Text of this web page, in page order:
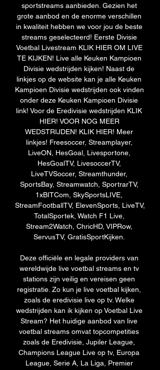
sportstreams aanbieden. Gezien het
grote aanbod en de enorme verschillen
in kwaliteit hebben we voor jou de beste
streams geselecteerd! Eerste Divisie
Voetbal Livestream KLIK HIER OM LIVE
TE KIJKEN! Live alle Keuken Kampioen
Divisie wedstrijden kijken! Naast de
linkjes op de website kan je alle Keuken
Kampioen Divisie wedstrijden ook vinden
onder deze Keuken Kampioen Divisie
link! Voor de Eredivisie wedstrijden KLIK
HIER! VOOR NOG MEER
WEDSTRIJDEN! KLIK HIER! Meer
linkjes! Freesoccer, Streamplayer,
LiveON, HesGoal, Livesportone,
HesGoalTV, LivesoccerTV,
LiveTVSoccer, Streamthunder,
SportsBay, Streamwatch, SportrarTV,
1xBITCom, SkySportsLIVE,
StreamFootballTV, ElevenSports, LiveTV,
TotalSportek, Watch F1 Live,
Stream2Watch, ChricHD, VIPRow,
ServusTV, GratisSportKijken.
Deze officiële en legale providers van
wereldwijde live voetbal streams en tv
stations zijn veilig en vereisen geen
registratie. Zo kun je live voetbal kijken,
zoals de eredivisie live op tv. Welke
wedstrijden kan ik kijken op Voetbal Live
Stream? Het huidige aanbod van live
voetbal streams omvat topcompetities
zoals de Eredivisie, Jupiler League,
Champions League Live op tv, Europa
League, Serie A, La Liga, Premier